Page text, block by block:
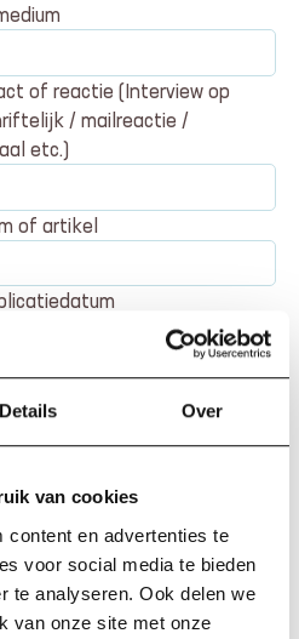
Details Over
van cookies
content en advertenties te
voor social media te bieden
te analyseren. Ook delen we
van onze site met onze
of reactie (Interview op
/ mailreactie /
etc.)
of artikel
/ insteek
Babette
en onderzoek voor onze